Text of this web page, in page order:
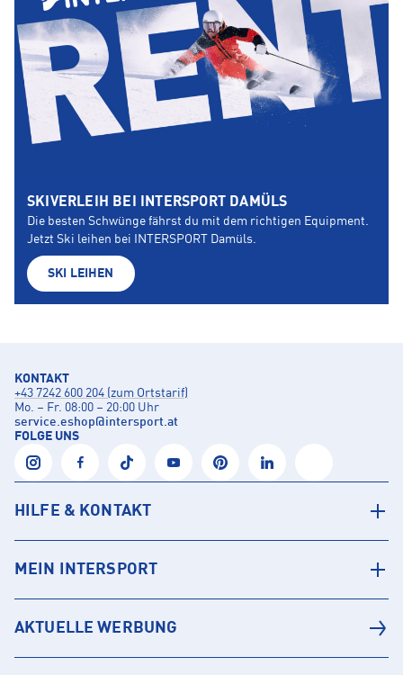
SKIVERLEIH BEI INTERSPORT DAMÜLS
Die besten Schwünge fährst du mit dem richtigen Equipment.
Jetzt Ski leihen bei INTERSPORT Damüls.
SKI LEIHEN
KONTAKT
+43 7242 600 204 (zum Ortstarif)
Mo. – Fr. 08:00 – 20:00 Uhr
service.eshop@intersport.at
FOLGE UNS
HILFE & KONTAKT
MEIN INTERSPORT
AKTUELLE WERBUNG